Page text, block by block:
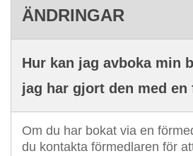
ÄNDRINGAR
Hur kan jag avboka min
jag har gjort den med en
Om du har bokat via en
du kontakta förmedlaren för